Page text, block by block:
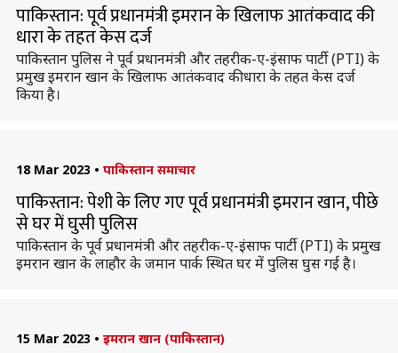
पाकिस्तान: पूर्व प्रधानमंत्री इमरान के खिलाफ आतंकवाद की
धारा के तहत केस दर्ज
पाकिस्तान पुलिस ने पूर्व प्रधानमंत्री और तहरीक-ए-इंसाफ पार्टी (PTI) के
प्रमुख इमरान खान के खिलाफ आतंकवाद की धारा के तहत केस दर्ज
किया है।
18 Mar 2023 • पाकिस्तान समाचार
पाकिस्तान: पेशी के लिए गए पूर्व प्रधानमंत्री इमरान खान, पीछे
से घर में घुसी पुलिस
पाकिस्तान के पूर्व प्रधानमंत्री और तहरीक-ए-इंसाफ पार्टी (PTI) के प्रमुख
इमरान खान के लाहौर के जमान पार्क स्थित घर में पुलिस घुस गई है।
15 Mar 2023 • इमरान खान (पाकिस्तान)